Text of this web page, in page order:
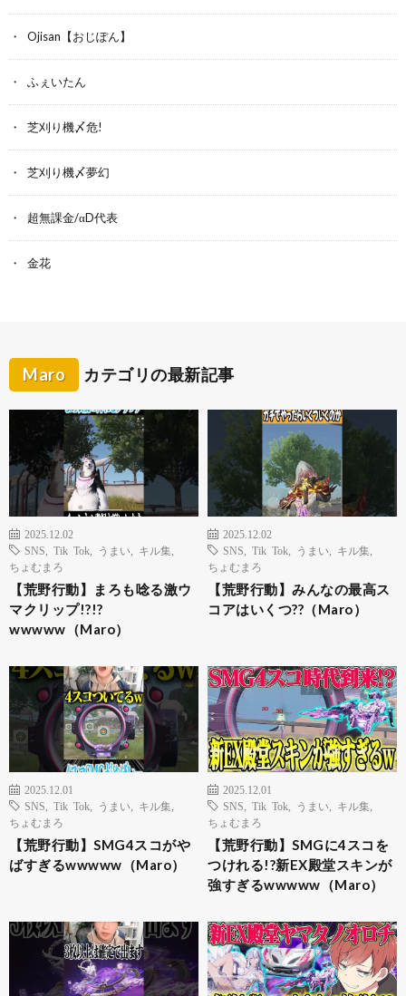
Ojisan【おじぽん】
ふぇいたん
芝刈り機〆危!
芝刈り機〆夢幻
超無課金/αD代表
金花
Maro カテゴリの最新記事
2025.12.02
SNS
Tik Tok うまい キル集
ちょむまろ
【荒野行動】まろも唸る激ウ
マクリップ!?!?
wwwww（Maro）
2025.12.02
SNS
Tik Tok うまい キル集
ちょむまろ
【荒野行動】みんなの最高ス
コアはいくつ??（Maro）
2025.12.01
SNS
Tik Tok うまい キル集
ちょむまろ
【荒野行動】SMG4スコがや
ばすぎるwwwww（Maro）
2025.12.01
SNS
Tik Tok うまい キル集
ちょむまろ
【荒野行動】SMGに4スコを
つけれる!?新EX殿堂スキンが
強すぎるwwwww（Maro）